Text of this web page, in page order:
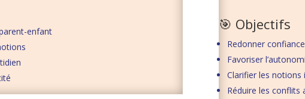
enfant
🎯 Objectifs
Redonner
Favoriser
Clarifier les notions
Réduire les conflits